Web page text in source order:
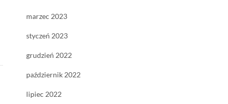
marzec 2023
styczeń 2023
grudzień 2022
październik 2022
lipiec 2022